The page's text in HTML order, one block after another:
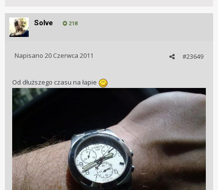
Solve 218
#23649
Napisano 20 Czerwca 2011
Od dłuższego czasu na łapie